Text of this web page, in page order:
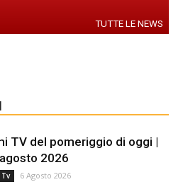
TUTTE LE NEWS
TV del pomeriggio di oggi |
2026
6 Agosto 2026